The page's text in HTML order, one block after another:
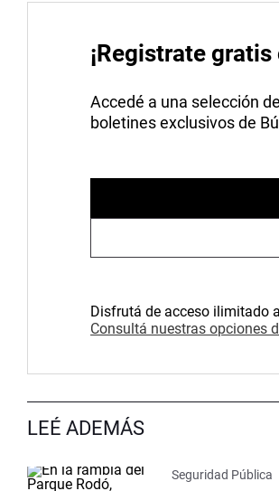
¡Registrate
Accedé a una selección
boletines exclusivos de
Disfrutá de acceso ilimitado
Consultá nuestras opciones
LEÉ ADEMÁS
Seguridad Pública